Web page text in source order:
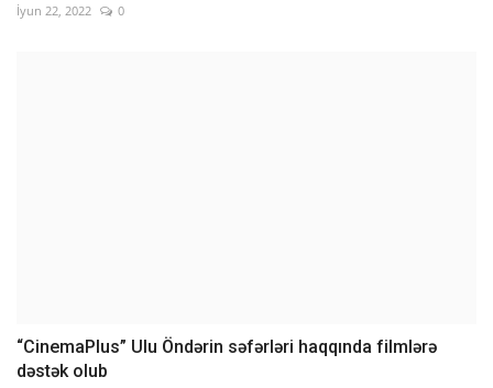
İyun 22, 2022 0
“CinemaPlus” Ulu Öndərin səfərləri haqqında filmlərə
dəstək olub